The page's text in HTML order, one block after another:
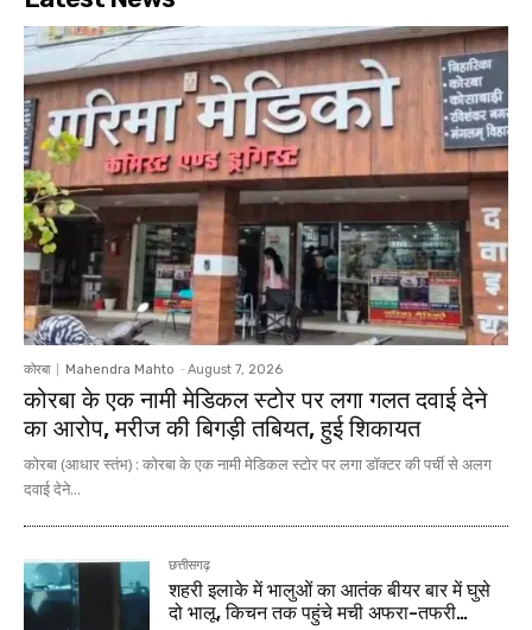
कोरबा Mahendra Mahto - August 7, 2026
कोरबा के एक नामी मेडिकल स्टोर पर लगा गलत दवाई देने
का आरोप, मरीज की बिगड़ी तबियत, हुई शिकायत
कोरबा (आधार स्तंभ) : कोरबा के एक नामी मेडिकल स्टोर पर लगा डॉक्टर की पर्ची से अलग
दवाई देने...
छत्तीसगढ़
शहरी इलाके में भालुओं का आतंक बीयर बार में घुसे
दो भालू, किचन तक पहुंचे मची अफरा-तफरी…